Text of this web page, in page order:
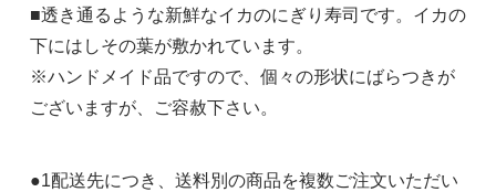
■透き通るような新鮮なイカのにぎり寿司です。イカの
下にはしその葉が敷かれています。
※ハンドメイド品ですので、個々の形状にばらつきが
ございますが、ご容赦下さい。
●1配送先につき、送料別の商品を複数ご注文いただい